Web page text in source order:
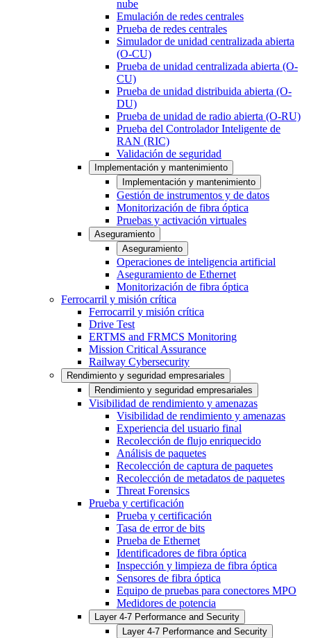
nube
Emulación de redes centrales
Prueba de redes centrales
Simulador de unidad centralizada abierta
(O-CU)
Prueba de unidad centralizada abierta (O-
CU)
Prueba de unidad distribuida abierta (O-
DU)
Prueba de unidad de radio abierta (O-RU)
Prueba del Controlador Inteligente de
RAN (RIC)
Validación de seguridad
Implementación y mantenimiento
Implementación y mantenimiento
Gestión de instrumentos y de datos
Monitorización de fibra óptica
Pruebas y activación virtuales
Aseguramiento
Aseguramiento
Operaciones de inteligencia artificial
Aseguramiento de Ethernet
Monitorización de fibra óptica
Ferrocarril y misión crítica
Ferrocarril y misión crítica
Drive Test
ERTMS and FRMCS Monitoring
Mission Critical Assurance
Railway Cybersecurity
Rendimiento y seguridad empresariales
Rendimiento y seguridad empresariales
Visibilidad de rendimiento y amenazas
Visibilidad de rendimiento y amenazas
Experiencia del usuario final
Recolección de flujo enriquecido
Análisis de paquetes
Recolección de captura de paquetes
Recolección de metadatos de paquetes
Threat Forensics
Prueba y certificación
Prueba y certificación
Tasa de error de bits
Prueba de Ethernet
Identificadores de fibra óptica
Inspección y limpieza de fibra óptica
Sensores de fibra óptica
Equipo de pruebas para conectores MPO
Medidores de potencia
Layer 4-7 Performance and Security
Layer 4-7 Performance and Security